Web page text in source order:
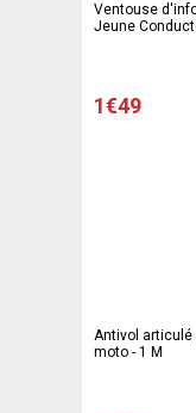
Ventouse
Jeune
1€49
Antivol articulé
moto - 1 M